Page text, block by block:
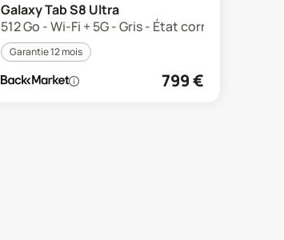
Galaxy Tab S8 Ultra
512 Go - Wi-Fi + 5G - Gris - État correct
Garantie 12 mois
799€